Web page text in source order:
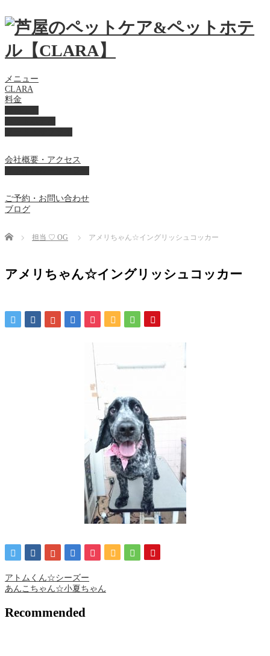
メニュー
CLARA
料金
会社概要・アクセス
ご予約・お問い合わせ
ブログ
Home 担当 ♡ OG アメリちゃん☆イングリッシュコッカー
アメリちゃん☆イングリッシュコッカー
アトムくん☆シーズー
あんこちゃん☆小夏ちゃん
Recommended